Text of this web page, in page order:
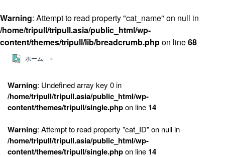
Warning: Attempt to read property "cat_name" on null in
/home/tripull/tripull.asia/public_html/wp-
content/themes/tripull/lib/breadcrumb.phpon line68
ホーム
Warning: Undefined array key 0 in
/home/tripull/tripull.asia/public_html/wp-
content/themes/tripull/single.phpon line 14
Warning: Attempt to read property "cat_ID" on null in
/home/tripull/tripull.asia/public_html/wp-
content/themes/tripull/single.phpon line 14